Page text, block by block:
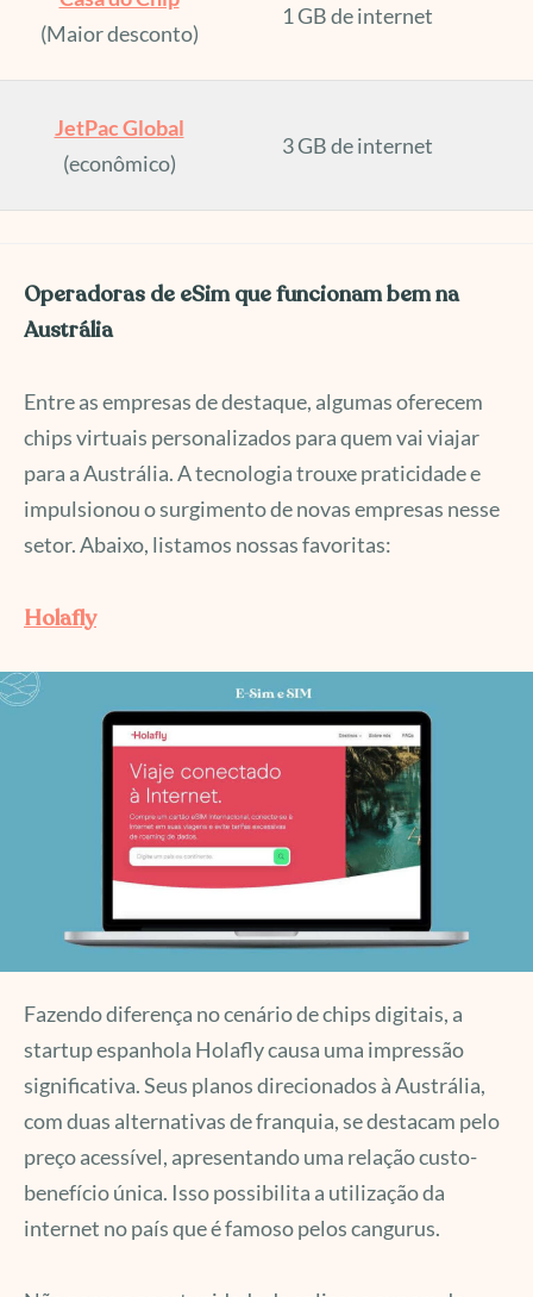
(Maior desconto)
1 GB de internet
JetPac Global
(econômico)
3 GB de internet
Operadoras de eSim que funcionam bem na
Austrália
Entre as empresas de destaque, algumas oferecem
chips virtuais personalizados para quem vai viajar
para a Austrália. A tecnologia trouxe praticidade e
impulsionou o surgimento de novas empresas nesse
setor. Abaixo, listamos nossas favoritas:
Holafly
Fazendo diferença no cenário de chips digitais, a
startup espanhola Holafly causa uma impressão
significativa. Seus planos direcionados à Austrália,
com duas alternativas de franquia, se destacam pelo
preço acessível, apresentando uma relação custo-
benefício única. Isso possibilita a utilização da
internet no país que é famoso pelos cangurus.